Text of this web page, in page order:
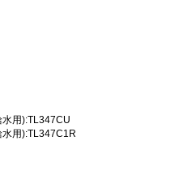
用):TL347CU
用):TL347C1R